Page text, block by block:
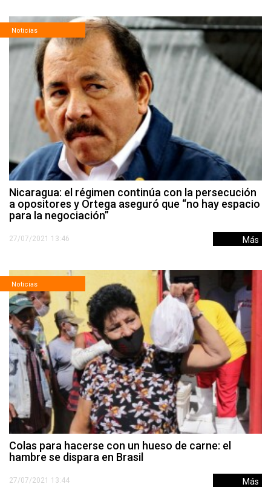
Noticias
Nicaragua: el régimen continúa con la persecución
a opositores y Ortega aseguró que “no hay espacio
para la negociación”
27/07/2021 13:46 Más
Noticias
Colas para hacerse con un hueso de carne: el
hambre se dispara en Brasil
27/07/2021 13:44 Más